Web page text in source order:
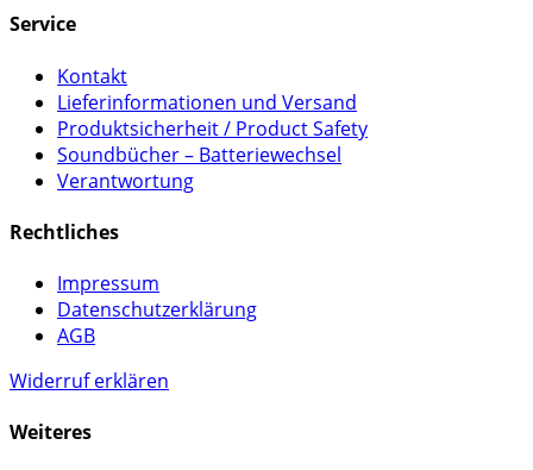
Service
Kontakt
Lieferinformationen und Versand
Produktsicherheit / Product Safety
Soundbücher – Batteriewechsel
Verantwortung
Rechtliches
Impressum
Datenschutzerklärung
AGB
Widerruf erklären
Weiteres